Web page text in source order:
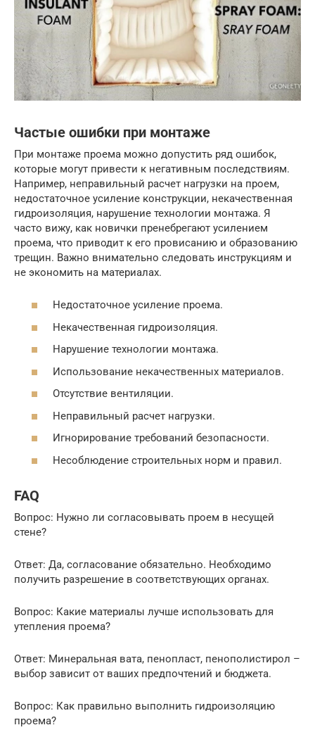
Частые ошибки при монтаже
При монтаже проема можно допустить ряд ошибок,
которые могут привести к негативным последствиям.
Например, неправильный расчет нагрузки на проем,
недостаточное усиление конструкции, некачественная
гидроизоляция, нарушение технологии монтажа. Я
часто вижу, как новички пренебрегают усилением
проема, что приводит к его провисанию и образованию
трещин. Важно внимательно следовать инструкциям и
не экономить на материалах.
Недостаточное усиление проема.
Некачественная гидроизоляция.
Нарушение технологии монтажа.
Использование некачественных материалов.
Отсутствие вентиляции.
Неправильный расчет нагрузки.
Игнорирование требований безопасности.
Несоблюдение строительных норм и правил.
FAQ
Вопрос: Нужно ли согласовывать проем в несущей
стене?
Ответ: Да, согласование обязательно. Необходимо
получить разрешение в соответствующих органах.
Вопрос: Какие материалы лучше использовать для
утепления проема?
Ответ: Минеральная вата, пенопласт, пенополистирол –
выбор зависит от ваших предпочтений и бюджета.
Вопрос: Как правильно выполнить гидроизоляцию
проема?